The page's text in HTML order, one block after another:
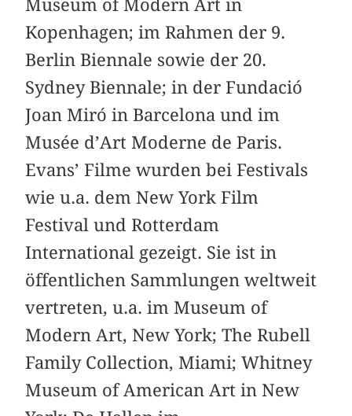
Museum of Modern Art in
Kopenhagen; im Rahmen der 9.
Berlin Biennale sowie der 20.
Sydney Biennale; in der Fundació
Joan Miró in Barcelona und im
Musée d’Art Moderne de Paris.
Evans’ Filme wurden bei Festivals
wie u.a. dem New York Film
Festival und Rotterdam
International gezeigt. Sie ist in
öffentlichen Sammlungen weltweit
vertreten, u.a. im Museum of
Modern Art, New York; The Rubell
Family Collection, Miami; Whitney
Museum of American Art in New